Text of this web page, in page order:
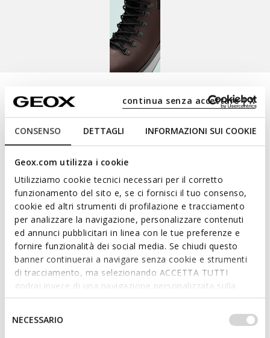
CONSENSO DETTAGLI INFORMAZIONI SUI COOKIE
Geox.com utilizza i cookie
Utilizziamo cookie tecnici necessari per il corretto
funzionamento del sito e, se ci fornisci il tuo consenso,
cookie ed altri strumenti di profilazione e tracciamento
per analizzare la navigazione, personalizzare contenuti
ed annunci pubblicitari in linea con le tue preferenze e
fornire funzionalità dei social media. Se chiudi questo
banner continuerai a navigare senza cookie e strumenti
di tracciamento, ma selezionando ACCETTA TUTTI
godrai invece di una navigazione personalizzata sulla
base dei tuoi gusti ed interessi. Selezionando
IMPOSTAZIONI potrai anche scegliere quali cookies ed
altri strumenti di tracciamento autorizzare. Per maggiori
NECESSARIO
continua senza accettare | X
IMPERMÉABILITÉ
Au sec même en cas de pluie intense, grâce
à la membrane particulière présente dans
la semelle extérieure et sur la partie
supérieure de la chaussure.
Confort, respiration et
imperméabilité maximale
Une ligne technologique qui allie confort optimal et
protection même en cas de forte pluie. Sa membrane
spéciale imperméable et respirante intégrée à la
semelle et à la tige garantit des performances
supérieures et durables en termes d’imperméabilité et
de respirabilité, pour créer un microclimat idéal pour
garder les pieds au sec en toutes circonstances, que ce
soit en ville ou lors des explorations au grand air.
Choisissez la protection maximale de la ligne Geox
Amphibiox™.